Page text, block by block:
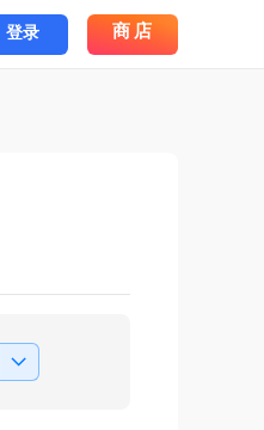
登录 商店